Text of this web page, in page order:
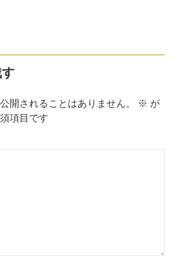
開されることはありません。 ※ が
項目です